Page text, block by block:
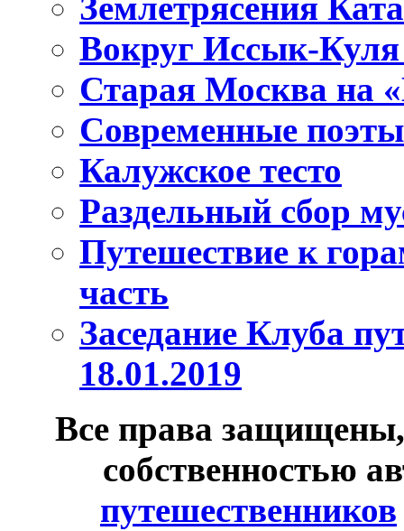
Землетрясения
Вокруг Иссык-
Старая Москва на
Современные
Калужское тесто
Раздельный сбор
Путешествие к
часть
Заседание Клуба
18.01.2019
Все права
собственностью
путешественников